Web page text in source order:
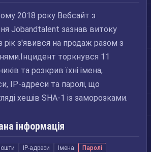
2018 року Вебсайт з
Jobandtalent зазнав витоку
рік з'явився на продаж разом з
торкнувся 11
та розкрив їхні імена,
IP-адреси та паролі, що
хешів SHA-1 із заморозками.
інформація
IP-адреси Імена Паролі